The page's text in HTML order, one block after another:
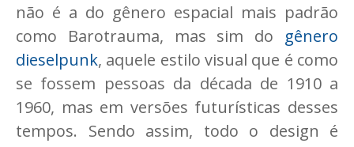
não é a do gênero espacial mais padrão
como Barotrauma, mas sim do gênero
dieselpunk, aquele estilo visual que é como
se fossem pessoas da década de 1910 a
1960, mas em versões futurísticas desses
tempos. Sendo assim, todo o design é